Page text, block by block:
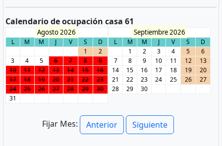
Calendario de ocupación casa 61
Agosto 2026
L M M J V S
D
1
2
3
4 5 6 7 8
9
10
11 12 13 14 15
16
17
18 19 20 21 22
23
24
25 26 27 28 29
30
31
Septiembre 2026
L M M J V S
D
1
2 3 4 5
6
7
8 9 10 11 12
13
14
15 16 17 18 19
20
21
22 23 24 25 26
27
28
29 30
Fijar Mes: Anterior Siguiente